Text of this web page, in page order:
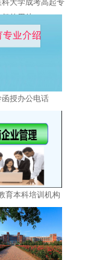
大学成考高起专
凭的用处
函授办公电话
育本科培训机构